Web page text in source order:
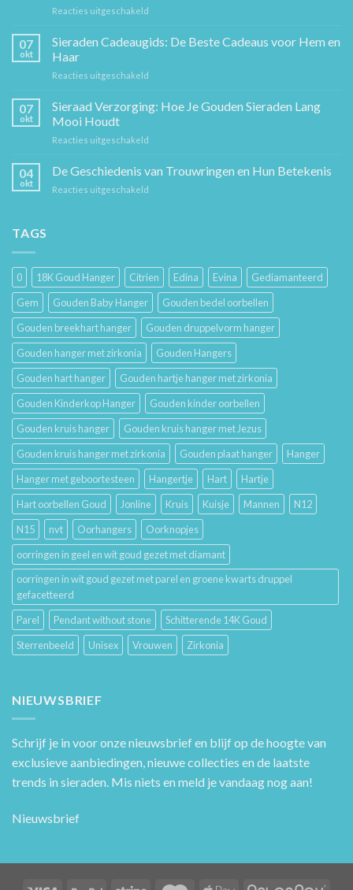
Reacties uitgeschakeld
Gouden
Ketting:
Sierkunst
en
07
okt
Sieraden Cadeaugids: De Beste Cadeaus voor Hem en
Haar
Reacties uitgeschakeld
Cadeaugids:
De
Hem
07
okt
Sieraad Verzorging: Hoe Je Gouden Sieraden Lang
Mooi Houdt
Reacties uitgeschakeld
Verzorging:
Hoe
04
okt
De Geschiedenis van Trouwringen en Hun Betekenis
Reacties uitgeschakeld
Hun
Betekenis
TAGS
0 18K Goud Hanger Citrien Edina Evina
Gediamanteerd
Gem
Gouden Baby Hanger
Gouden bedel oorbellen
Gouden breekhart hanger
Gouden druppelvorm hanger
Gouden hanger met zirkonia
Gouden Hangers
Gouden hart hanger
Gouden hartje hanger met zirkonia
Gouden Kinderkop Hanger
Gouden kinder oorbellen
Gouden kruis hanger
Gouden kruis hanger met Jezus
Gouden kruis hanger met zirkonia
Gouden plaat hanger
Hanger
Hanger met geboortesteen
Hangertje Hart
Hartje
Hart oorbellen Goud
Jonline Kruis Kuisje Mannen
N12
N15
nvt Oorhangers
Oorknopjes
oorringen in geel en wit goud gezet met diamant
oorringen in wit goud gezet met parel en groene kwarts druppel
gefacetteerd
Parel
Pendant without stone
Schitterende 14K Goud
Sterrenbeeld
Unisex Vrouwen Zirkonia
NIEUWSBRIEF
Schrijf je in voor onze nieuwsbrief en blijf op de hoogte van
exclusieve aanbiedingen, nieuwe collecties en de laatste
trends in sieraden. Mis niets en meld je vandaag nog aan!
Nieuwsbrief